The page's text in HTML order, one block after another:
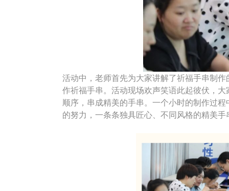
活动中，老师首先为大家讲解了祈福手串制
作祈福手串。活动现场欢声笑语此起彼伏，
顺序，串成精美的手串。一个小时的制作过
的努力，一条条独具匠心、不同风格的精美